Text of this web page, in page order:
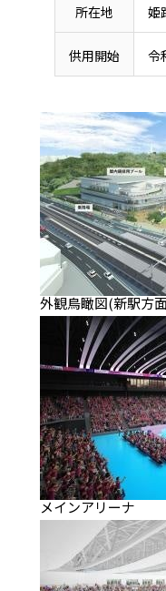
所在地 姫
供用開始 令
外観鳥瞰図(新駅方
メインアリーナ